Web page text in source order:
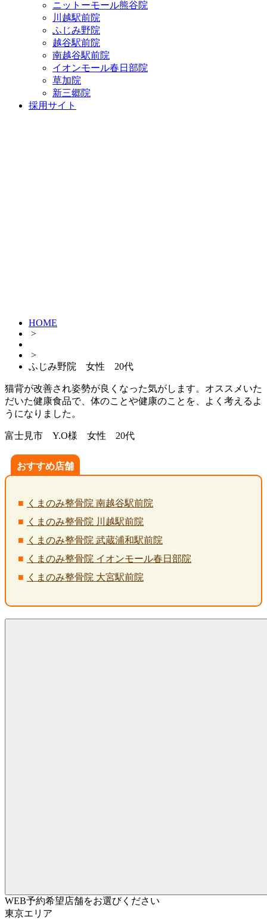
ニットーモール熊谷院
川越駅前院
ふじみ野院
越谷駅前院
南越谷駅前院
イオンモール春日部院
草加院
新三郷院
採用サイト
HOME
>
>
ふじみ野院 女性 20代
猫背が改善され姿勢が良くなった気がします。オススメいた
だいた健康食品で、体のことや健康のことを、よく考えるよ
うになりました。
富士見市 Y.O様 女性 20代
おすすめ店舗
くまのみ整骨院 南越谷駅前院
くまのみ整骨院 川越駅前院
くまのみ整骨院 武蔵浦和駅前院
くまのみ整骨院 イオンモール春日部院
くまのみ整骨院 大宮駅前院
WEB予約希望店舗をお選びください
東京エリア